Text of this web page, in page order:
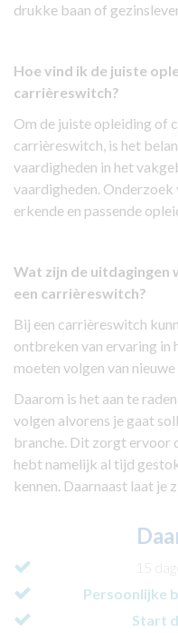
drukke baan of
Hoe vind ik de juiste
carrièreswitch?
Om de juiste opleiding of
carrièreswitch, is het
vaardigheden in het
vaardigheden. Onderzoek
erkende en passende
Wat zijn de uitdagingen
een carrièreswitch?
Bij een carrièreswitch
ontbreken van ervaring in
moeten volgen van
Daarom is het aan te
volgen alvorens je gaat
branche. Dit zorgt ervoor
hebt namelijk al tijd
kennen. Daarnaast laat je
15
Persoonlijke
Start